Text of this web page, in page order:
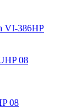
VI-386HP
08